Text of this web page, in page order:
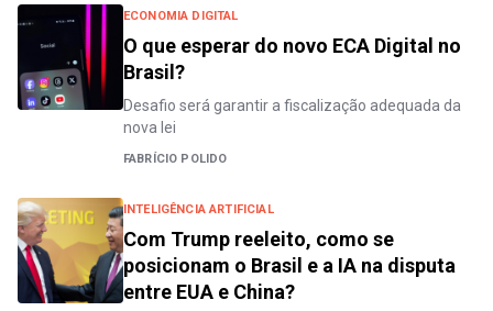
ECONOMIA DIGITAL
O que esperar do novo ECA Digital no
Brasil?
Desafio será garantir a fiscalização adequada da
nova lei
FABRÍCIO POLIDO
INTELIGÊNCIA ARTIFICIAL
Com Trump reeleito, como se
posicionam o Brasil e a IA na disputa
entre EUA e China?